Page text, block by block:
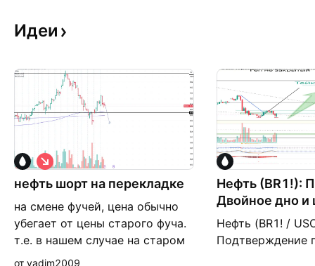
Идеи
нефть шорт на перекладке
на смене фучей, цена обычно
убегает от цены старого фуча.
т.е. в нашем случае на старом
контракте цена 90р, а на новом
К
о
р
т
а
я
от vadim2009
Нефть (BR1!):
Двойное дно и
Нефть (BR1! /
Подтверждение